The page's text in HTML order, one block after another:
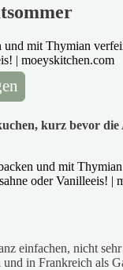
kurz bevor
einfachen, nicht
in Frankreich als